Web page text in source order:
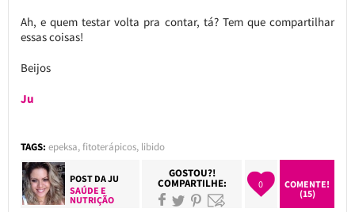
Ah, e quem testar volta pra contar, tá? Tem que compartilhar
essas coisas!
Beijos
Ju
TAGS: epeksa,fitoterápicos, libido
POST DAJU
SAÚDE E
NUTRIÇÃO
GOSTOU?!
COMPARTILHE: 0
COMENTE!
(15)